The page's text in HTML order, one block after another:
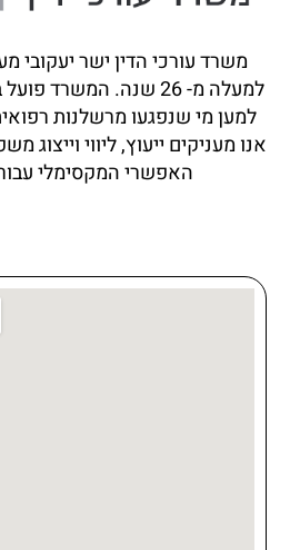
משרד עורכי הדין ישר יעקובי
למעלה מ-26שנה. המשרד פועל
למען מי שנפגעו מרשלנות
אנו מעניקים ייעוץ, ליווי וייצוג
האפשרי המקסימלי עבור